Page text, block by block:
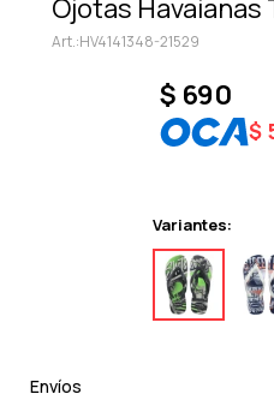
Ojotas
HV4141348-21529
$ 690
$
Variantes:
Envíos